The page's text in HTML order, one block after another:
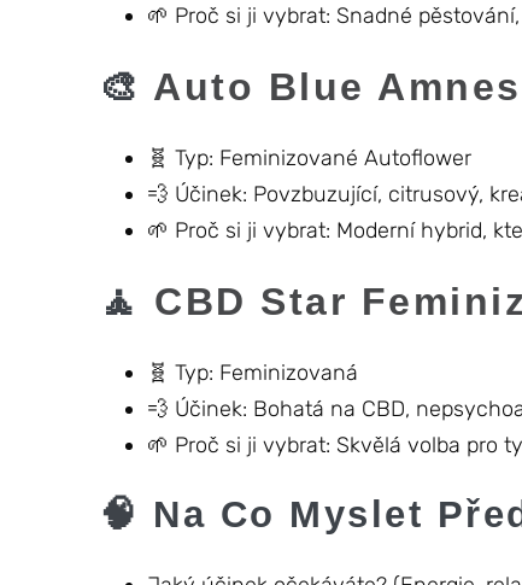
🌱 Proč si ji vybrat: Snadné
🎨 Auto Blue
🧬 Typ: Feminizované Autoflower
💨 Účinek: Povzbuzující, citrusový,
🌱 Proč si ji vybrat: Moderní hybrid,
🧘 CBD Star
🧬 Typ: Feminizovaná
💨 Účinek: Bohatá na CBD,
🌱 Proč si ji vybrat: Skvělá volba pro
🧠 Na Co Myslet